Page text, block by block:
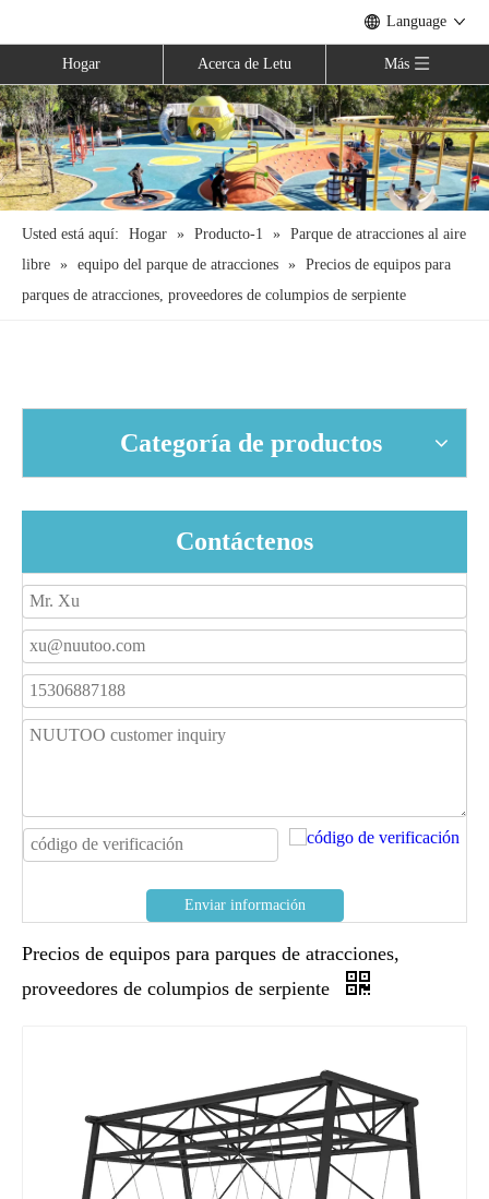
Language
Hogar Acerca de Letu Más
Usted está aquí: Hogar » Producto-1 » Parque de atracciones al aire
libre » equipo del parque de atracciones » Precios de equipos para
parques de atracciones, proveedores de columpios de serpiente
Categoría de productos
Contáctenos
Enviar información
Precios de equipos para parques de atracciones,
proveedores de columpios de serpiente